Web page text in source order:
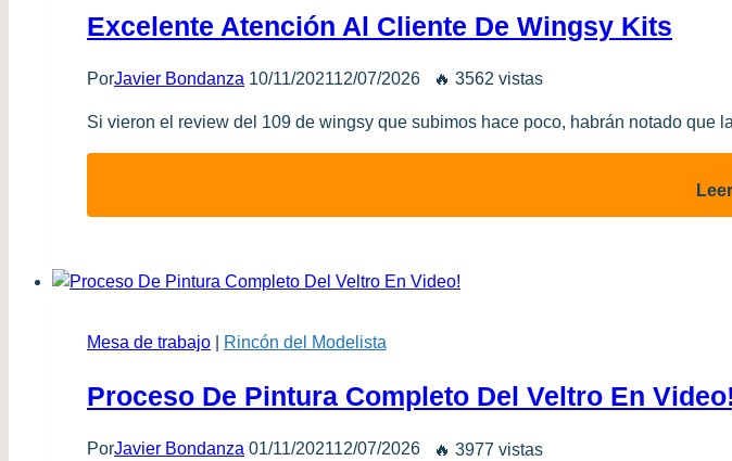
Excelente Atención Al Cliente De Wingsy Kits
PorJavier Bondanza 10/11/202112/07/2026 🔥 3562 vistas
Si vieron el review del 109 de wingsy que subimos hace poco, habrán notado
Mesa de trabajo Rincón del Modelista
Proceso De Pintura Completo Del Veltro En Video!
PorJavier Bondanza 01/11/202112/07/2026 🔥 3977 vistas